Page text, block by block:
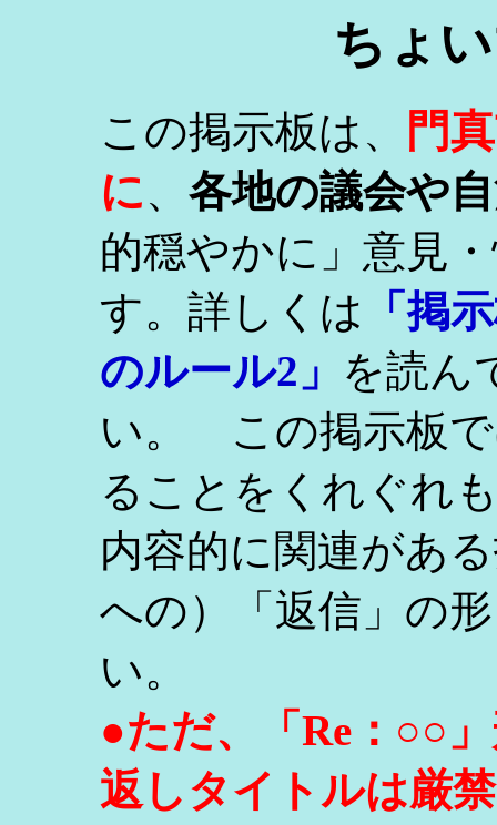
ちょ
この掲示板は、
門
に、 各地の議会や
的穏やかに」意見
す。詳しくは
「掲
のルール2」 を読ん
い。 この掲示板で
ることをくれぐれ
内容的に関連があ
への）「返信」の
い。
●ただ、「Re：○○
返しタイトルは厳